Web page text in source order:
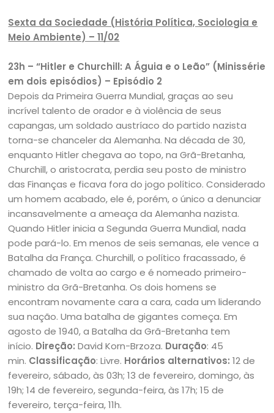
Sexta da Sociedade (História Política, Sociologia e
Meio Ambiente) – 11/02
23h – “Hitler e Churchill: A Águia e o Leão” (Minissérie
em dois episódios) – Episódio 2
Depois da Primeira Guerra Mundial, graças ao seu
incrível talento de orador e à violência de seus
capangas, um soldado austríaco do partido nazista
torna-se chanceler da Alemanha. Na década de 30,
enquanto Hitler chegava ao topo, na Grã-Bretanha,
Churchill, o aristocrata, perdia seu posto de ministro
das Finanças e ficava fora do jogo político. Considerado
um homem acabado, ele é, porém, o único a denunciar
incansavelmente a ameaça da Alemanha nazista.
Quando Hitler inicia a Segunda Guerra Mundial, nada
pode pará-lo. Em menos de seis semanas, ele vence a
Batalha da França. Churchill, o político fracassado, é
chamado de volta ao cargo e é nomeado primeiro-
ministro da Grã-Bretanha. Os dois homens se
encontram novamente cara a cara, cada um liderando
sua nação. Uma batalha de gigantes começa. Em
agosto de 1940, a Batalha da Grã-Bretanha tem
início. Direção: David Korn-Brzoza. Duração: 45
min. Classificação: Livre. Horários alternativos: 12 de
fevereiro, sábado, às 03h; 13 de fevereiro, domingo, às
19h; 14 de fevereiro, segunda-feira, às 17h; 15 de
fevereiro, terça-feira, 11h.